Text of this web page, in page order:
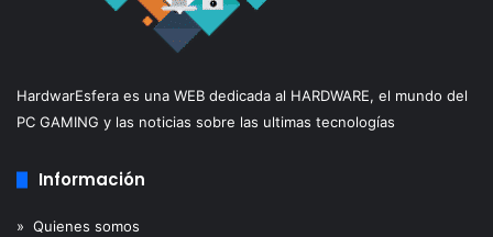
HardwarEsfera es una WEB dedicada al HARDWARE, el mundo del
PC GAMING y las noticias sobre las ultimas tecnologías
Información
» Quienes somos